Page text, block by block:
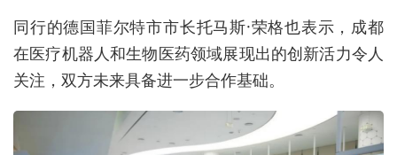
同行的德国菲尔特市市长托马斯·荣格也表示，成都
在医疗机器人和生物医药领域展现出的创新活力令人
关注，双方未来具备进一步合作基础。